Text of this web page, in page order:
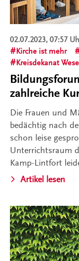
02.07.2023, 07:57
Kirche ist mehr
Kreisdekanat Wesel
zahlreiche
Die Frauen und
bedächtig nach
schon leise
Unterrichtsraum
Kamp-Lintfort
Artikel lesen